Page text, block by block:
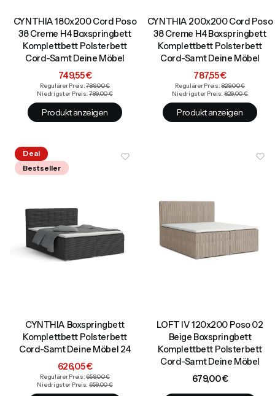
CYNTHIA 180x200 Cord Poso
38 Creme H4 Boxspringbett
Komplettbett Polsterbett
Cord-Samt Deine Möbel
Aktionspreis
749,55 €
Regulärer Preis: 789,00 €
Niedrigster Preis: 789,00 €
Produkt anzeigen
CYNTHIA 200x200 Cord Poso
38 Creme H4 Boxspringbett
Komplettbett Polsterbett
Cord-Samt Deine Möbel
Aktionspreis
787,55 €
Regulärer Preis: 829,00 €
Niedrigster Preis: 829,00 €
Produkt anzeigen
Deal
Bestseller
CYNTHIA Boxspringbett
Komplettbett Polsterbett
Cord-Samt Deine Möbel 24
Aktionspreis
626,05 €
Regulärer Preis: 659,00 €
Niedrigster Preis: 659,00 €
LOFT IV 120x200 Poso 02
Beige Boxspringbett
Komplettbett Polsterbett
Cord-Samt Deine Möbel
Preis
679,00 €